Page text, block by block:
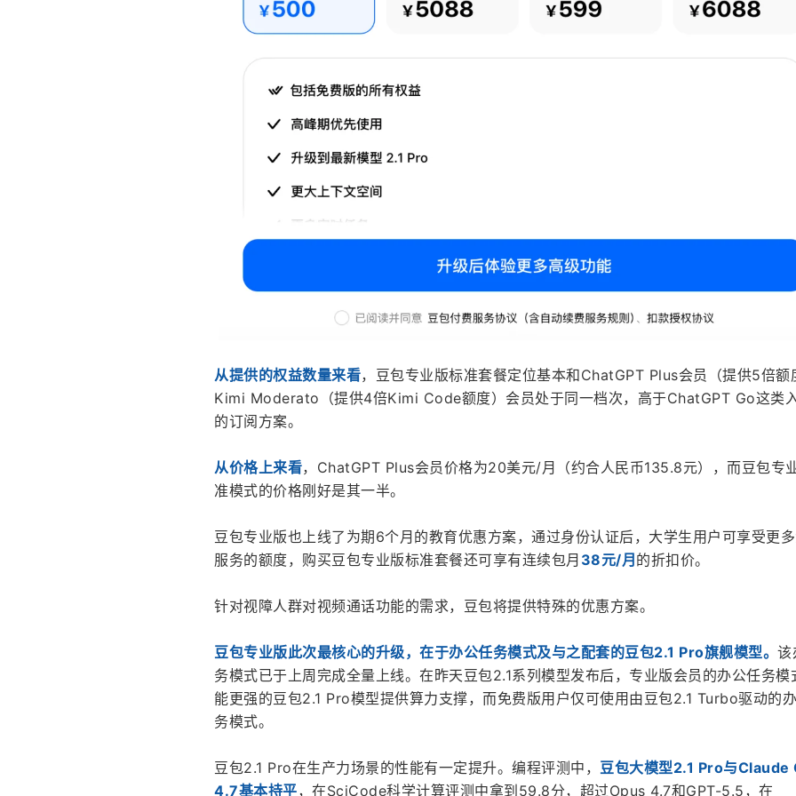
从提供的权益数量来看，豆包专业版标准套餐定位基本和ChatGPT Plus会员（提供5倍额
Kimi Moderato（提供4倍Kimi Code额度）会员处于同一档次，高于ChatGPT Go这类
的订阅方案。
从价格上来看，ChatGPT Plus会员价格为20美元/月（约合人民币135.8元），而豆包专
准模式的价格刚好是其一半。
豆包专业版也上线了为期6个月的教育优惠方案，通过身份认证后，大学生用户可享受更
服务的额度，购买豆包专业版标准套餐还可享有连续包月 38元/月 的折扣价。
针对视障人群对视频通话功能的需求，豆包将提供特殊的优惠方案。
豆包专业版此次最核心的升级，在于办公任务模式及与之配套的豆包2.1 Pro旗舰模型。 该
务模式已于上周完成全量上线。在昨天豆包2.1系列模型发布后，专业版会员的办公任务模
能更强的豆包2.1 Pro模型提供算力支撑，而免费版用户仅可使用由豆包2.1 Turbo驱动的
务模式。
豆包2.1 Pro在生产力场景的性能有一定提升。编程评测中， 豆包大模型2.1 Pro与Claude
4.7基本持平，在SciCode科学计算评测中拿到59.8分，超过Opus 4.7和GPT-5.5，在